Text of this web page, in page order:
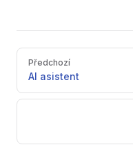
PagerPředchozí
AI asistent